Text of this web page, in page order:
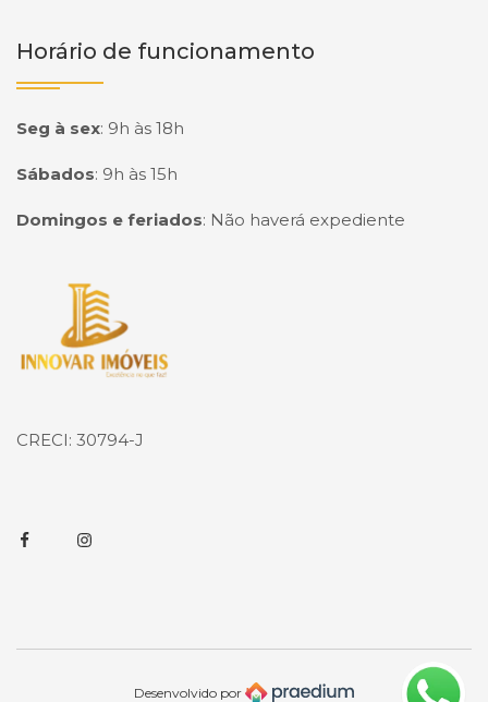
Horário de funcionamento
Seg à sex: 9h às 18h
Sábados: 9h às 15h
Domingos e feriados: Não haverá expediente
Página inicial
CRECI: 30794-J
FacebookInstagram
Desenvolvido por